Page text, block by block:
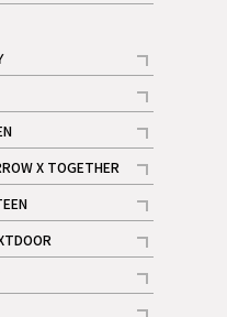
X TOGETHER
ラリー